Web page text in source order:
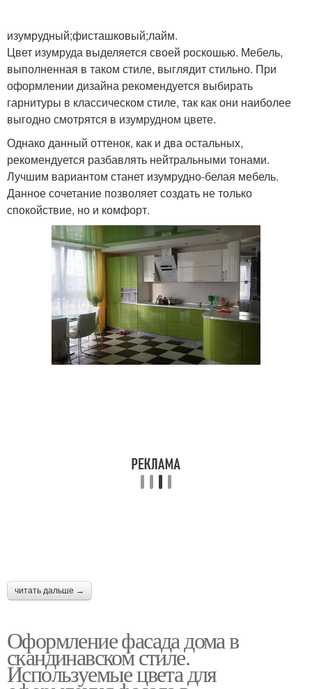
изумрудный;фисташковый;лайм.
Цвет изумруда выделяется своей роскошью. Мебель,
выполненная в таком стиле, выглядит стильно. При
оформлении дизайна рекомендуется выбирать
гарнитуры в классическом стиле, так как они наиболее
выгодно смотрятся в изумрудном цвете.
Однако данный оттенок, как и два остальных,
рекомендуется разбавлять нейтральными тонами.
Лучшим вариантом станет изумрудно-белая мебель.
Данное сочетание позволяет создать не только
спокойствие, но и комфорт.
читать дальше →
Оформление фасада дома в
скандинавском стиле.
Используемые цвета для